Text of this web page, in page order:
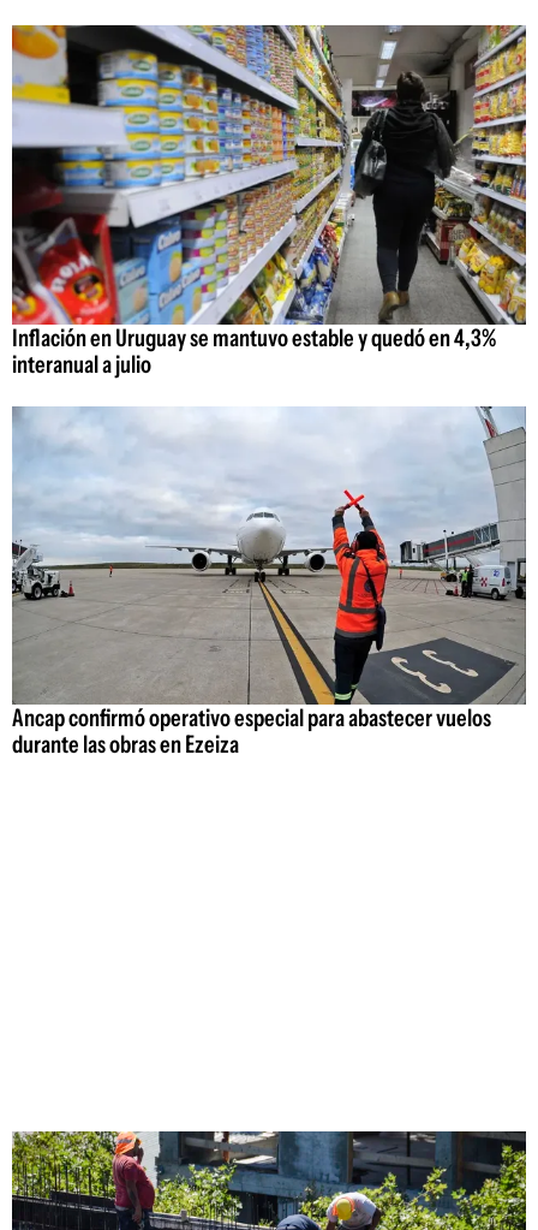
Inflación en Uruguay se mantuvo estable y quedó en 4,3%
interanual a julio
Ancap confirmó operativo especial para abastecer vuelos
durante las obras en Ezeiza